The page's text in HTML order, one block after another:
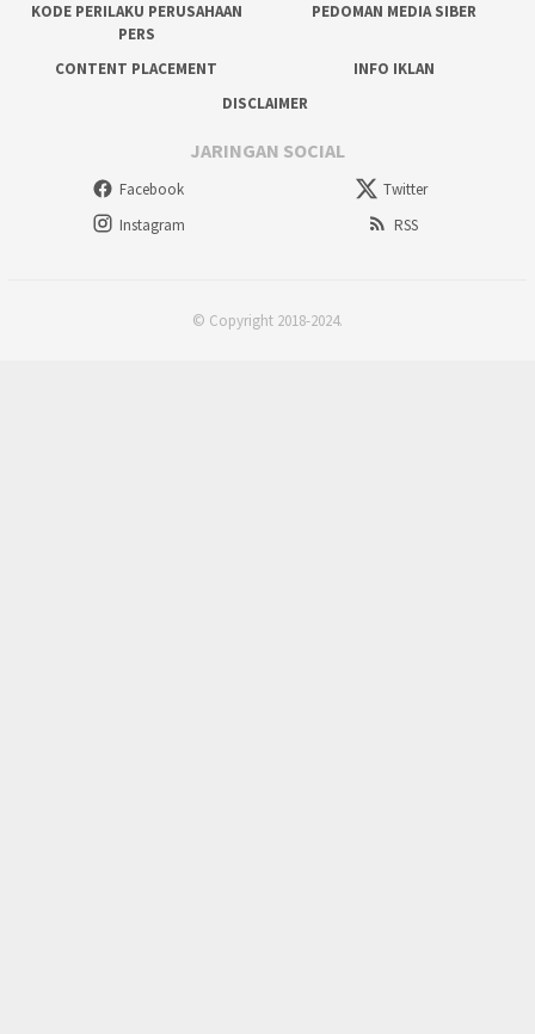
KODE PERILAKU PERUSAHAAN
PERS
PEDOMAN MEDIA SIBER
CONTENT PLACEMENT
INFO IKLAN
DISCLAIMER
JARINGAN SOCIAL
Facebook
Twitter
Instagram
RSS
© Copyright 2018-2024.